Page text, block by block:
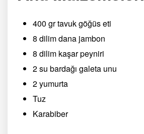
400 gr tavuk göğüs eti
8 dilim dana jambon
8 dilim kaşar peyniri
2 su bardağı galeta unu
2 yumurta
Tuz
Karabiber